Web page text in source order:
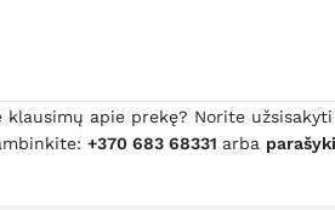
klausimų apie prekę? Norite
+370 683 68331 arba